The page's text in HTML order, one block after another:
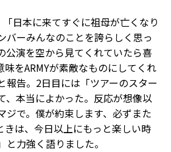
日本に来てすぐに祖母が亡くなり
バーみんなのことを誇らしく思っ
公演を空から見てくれていたら喜
味をARMYが素敵なものにしてくれ
報告。2日目には「ツアーのスター
、本当によかった。反応が想像以
ジで。僕が約束します、必ずまた
きは、今日以上にもっと楽しい時
力強く語りました。